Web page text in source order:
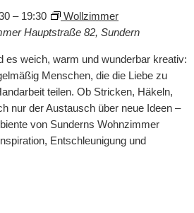
– 19:30
Wollzimmer
Hauptstraße 82, Sundern
es weich, warm und wunderbar kreativ:
Menschen, die die Liebe zu
teilen. Ob Stricken, Häkeln,
nur der Austausch über neue Ideen –
von Sunderns Wohnzimmer
Entschleunigung und